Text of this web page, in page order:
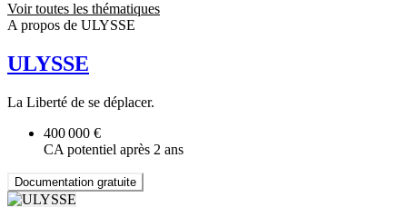
Voir toutes les thématiques
A propos de ULYSSE
ULYSSE
La Liberté de se déplacer.
400 000 €
CA potentiel après 2 ans
Documentation gratuite